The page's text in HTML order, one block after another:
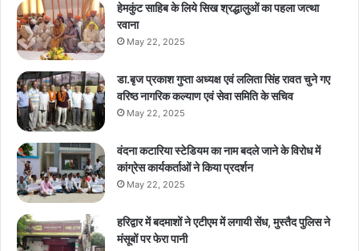
हेमकुंट साहिब के लिये सिख श्रद्धालुओं का पहला जत्था
रवाना
May 22, 2025
डा.बृज प्रकाश गुप्ता अध्यक्ष एवं ललिता सिंह रावत चुने गए
वरिष्ठ नागरिक कल्याण एवं सेवा समिति के सचिव
May 22, 2025
वंदना कटारिया स्टेडियम का नाम बदले जाने के विरोध में
कांग्रेस कार्यकर्ताओं ने किया प्रदर्शन
May 22, 2025
हरिद्वार में बदमाशों ने एटीएम में लगायी सेंध, मुस्तैद पुलिस ने
मंसूबों पर फेरा पानी